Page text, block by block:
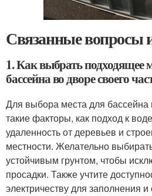
Связанные вопросы
1. Как выбрать подходящее
бассейна во дворе своего
Для выбора места для бассейна
такие факторы, как подход к
удаленность от деревьев и
местности. Желательно
устойчивым грунтом, чтобы
просадки. Также учтите
электричеству для заполнения